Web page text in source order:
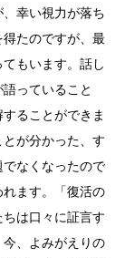
幸い視力が落ち
たのですが、最
もいます。話し
っていること
ることができま
が分かった、す
なくなったので
ます。「復活の
は口々に証言す
、よみがえりの